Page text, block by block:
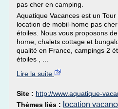
pas cher en camping.
Aquatique Vacances est un
location de mobil-home pas
étoiles. Nous vous proposons
home, chalets cottage et
qualité en France, campings 2
étoiles , ...
Lire la suite
Site : http://www.aquatique-
Thèmes liés : location